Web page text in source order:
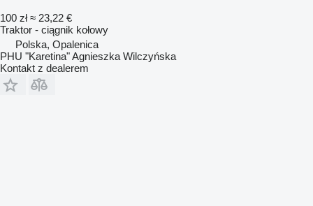
100 zł ≈ 23,22 €
Traktor - ciągnik kołowy
Polska, Opalenica
PHU "Karetina" Agnieszka Wilczyńska
Kontakt z dealerem